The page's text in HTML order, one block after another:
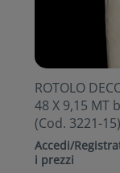
ROTOLO
48 X 9,15 MT
(Cod. 3221-15)
Accedi/
i prezzi